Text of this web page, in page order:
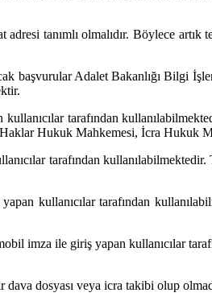
tanımlı olmalıdır. Böylece
başvurular Adalet Bakanlığı Bilgi
tarafından
Hukuk Mahkemesi, İcra Hukuk
tarafından
kullanıcılar tarafından
imza ile giriş yapan kullanıcılar
dosyası veya icra takibi olup